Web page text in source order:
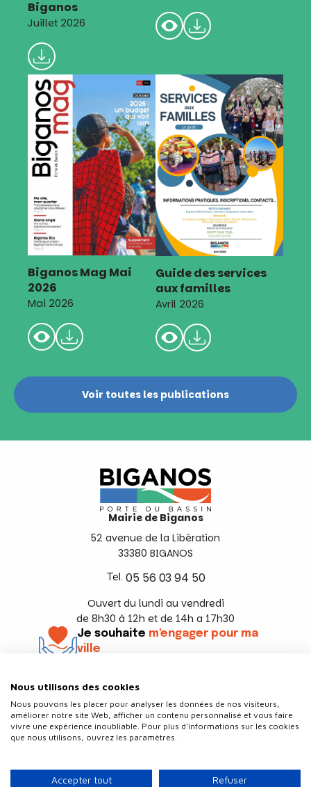
Biganos
Juillet 2026
Biganos Mag Mai
2026
Mai 2026
Guide des services
aux familles
Avril 2026
Voir toutes les publications
Mairie de Biganos
52 avenue de la Libération
33380 BIGANOS
Tel. 05 56 03 94 50
Ouvert du lundi au vendredi
de 8h30 à 12h et de 14h a 17h30
Je souhaite m'engager pour ma
ville
Suivez-nous
Politique de confidentialité
Nous utilisons des cookies
Nous pouvons les placer pour analyser les données de nos visiteurs,
améliorer notre site Web, afficher un contenu personnalisé et vous faire
vivre une expérience inoubliable. Pour plus d'informations sur les cookies
que nous utilisons, ouvrez les paramètres.
Accepter tout Refuser